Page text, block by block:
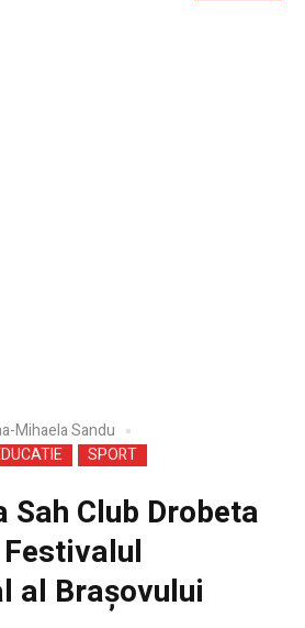
Mihaela Sandu
SPORT
Sah Club Drobeta
al Brașovului